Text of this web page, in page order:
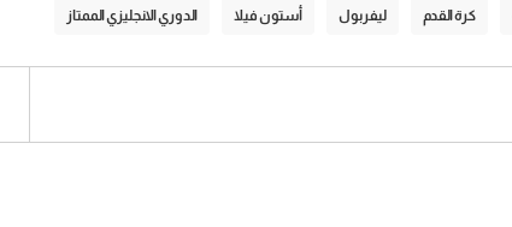
كرة القدم ليفربول أستون فيلا الدوري الانجليزي الممتاز